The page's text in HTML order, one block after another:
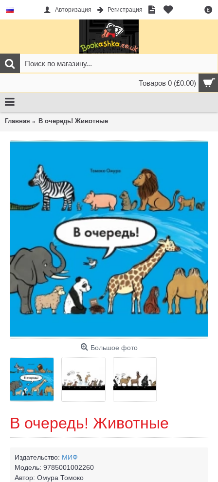
£
Авторизация Регистрация
Товаров 0 (£0.00)
Главная В очередь! Животные
Большое фото
В очередь! Животные
Издательство: МИФ
Модель: 9785001002260
Автор: Омура Томоко